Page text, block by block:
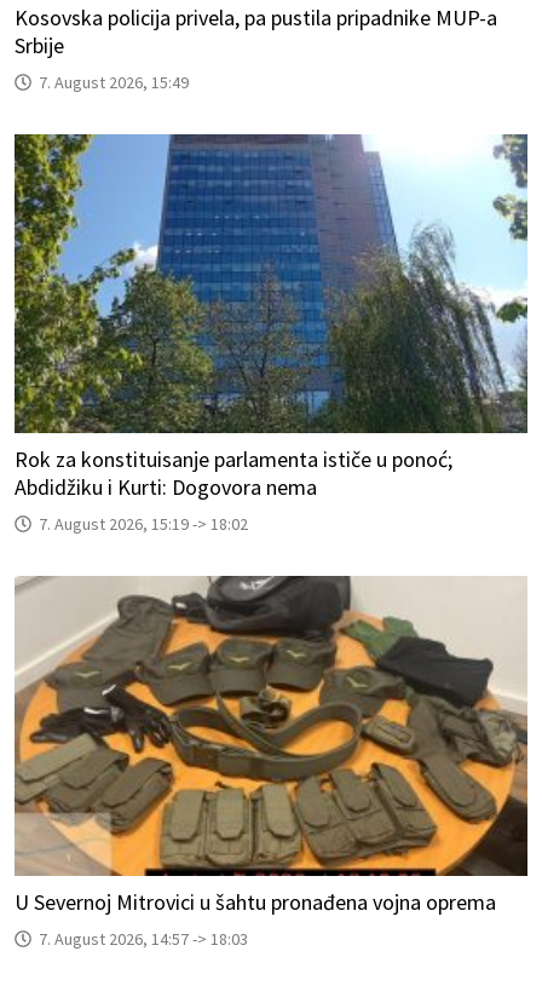
Kosovska policija privela, pa pustila pripadnike MUP-a
Srbije
7. August 2026, 15:49
Rok za konstituisanje parlamenta ističe u ponoć;
Abdidžiku i Kurti: Dogovora nema
7. August 2026, 15:19 -> 18:02
U Severnoj Mitrovici u šahtu pronađena vojna oprema
7. August 2026, 14:57 -> 18:03